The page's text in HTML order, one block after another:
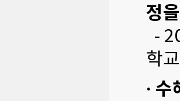
정
-
학
·